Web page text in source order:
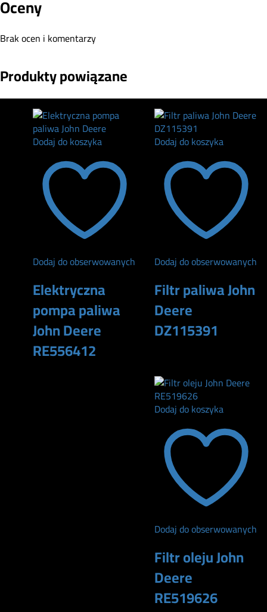
Oceny
Brak ocen i komentarzy
Produkty powiązane
Dodaj do koszyka
Dodaj do obserwowanych
Elektryczna
pompa paliwa
John Deere
RE556412
Dodaj do koszyka
Dodaj do obserwowanych
Filtr paliwa John
Deere
DZ115391
Dodaj do koszyka
Dodaj do obserwowanych
Filtr oleju John
Deere
RE519626